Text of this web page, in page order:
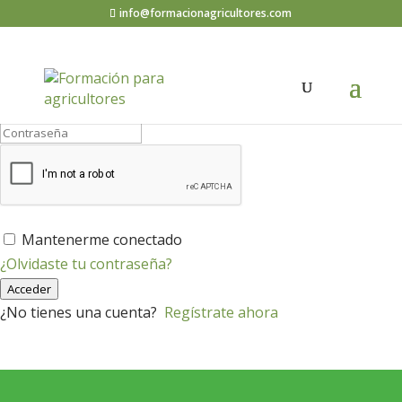
info@formacionagricultores.com
¡Hola, bienvenido de nuevo!
Mantenerme conectado
¿Olvidaste tu contraseña?
Acceder
¿No tienes una cuenta? Regístrate ahora